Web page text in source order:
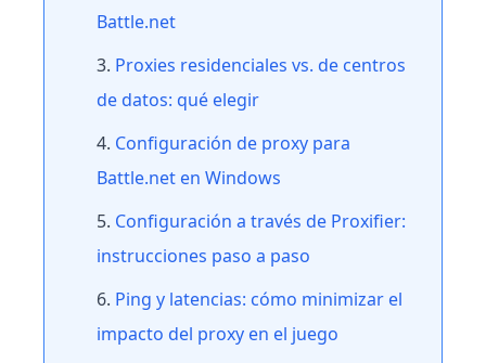
Battle.net
Proxies residenciales vs. de centros
de datos: qué elegir
Configuración de proxy para
Battle.net en Windows
Configuración a través de Proxifier:
instrucciones paso a paso
Ping y latencias: cómo minimizar el
impacto del proxy en el juego